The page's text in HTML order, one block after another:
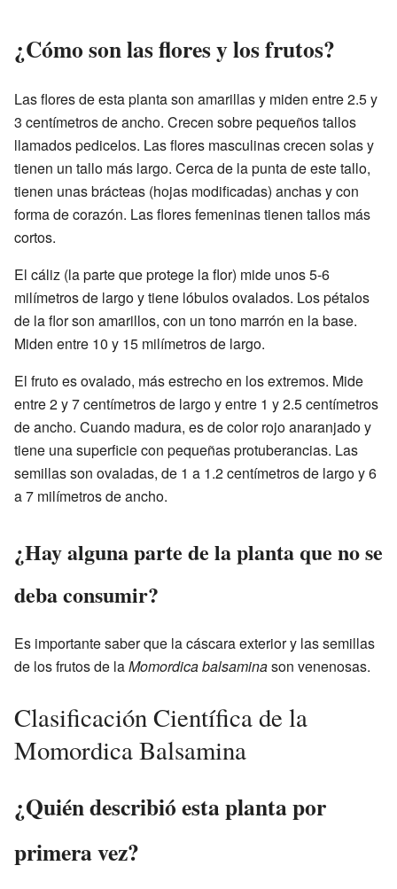
¿Cómo son las flores y los frutos?
Las flores de esta planta son amarillas y miden entre 2.5 y
3 centímetros de ancho. Crecen sobre pequeños tallos
llamados pedicelos. Las flores masculinas crecen solas y
tienen un tallo más largo. Cerca de la punta de este tallo,
tienen unas brácteas (hojas modificadas) anchas y con
forma de corazón. Las flores femeninas tienen tallos más
cortos.
El cáliz (la parte que protege la flor) mide unos 5-6
milímetros de largo y tiene lóbulos ovalados. Los pétalos
de la flor son amarillos, con un tono marrón en la base.
Miden entre 10 y 15 milímetros de largo.
El fruto es ovalado, más estrecho en los extremos. Mide
entre 2 y 7 centímetros de largo y entre 1 y 2.5 centímetros
de ancho. Cuando madura, es de color rojo anaranjado y
tiene una superficie con pequeñas protuberancias. Las
semillas son ovaladas, de 1 a 1.2 centímetros de largo y 6
a 7 milímetros de ancho.
¿Hay alguna parte de la planta que no se
deba consumir?
Es importante saber que la cáscara exterior y las semillas
de los frutos de laMomordica balsaminason venenosas.
Clasificación Científica de la
Momordica Balsamina
¿Quién describió esta planta por
primera vez?